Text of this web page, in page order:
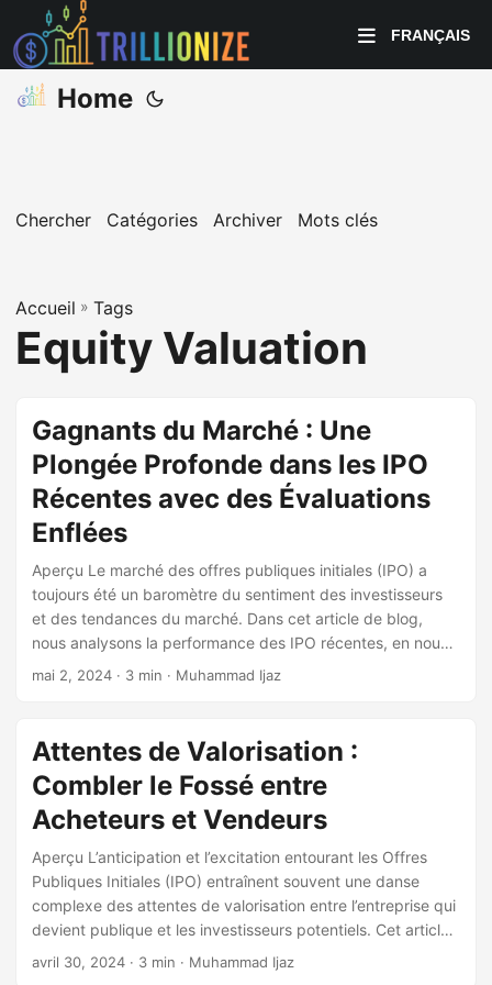
FRANÇAIS
Home
Chercher Catégories Archiver Mots clés
Accueil » Tags
Equity Valuation
Gagnants du Marché : Une
Plongée Profonde dans les IPO
Récentes avec des Évaluations
Enflées
Aperçu Le marché des offres publiques initiales (IPO) a
toujours été un baromètre du sentiment des investisseurs
et des tendances du marché. Dans cet article de blog,
nous analysons la performance des IPO récentes, en nous
concentrant sur celles qui ont non seulement atteint mais
Aperçu des Histoires de Succès Récentes Les IPO récentes
ont montré un mélange de résultats, mais plusieurs se sont
démarquées avec des prix d’actions ayant grimpé au-delà
de leurs prix d’offre initiaux.
mai 2, 2024 · 3 min · Muhammad Ijaz
Attentes de Valorisation :
Combler le Fossé entre
Acheteurs et Vendeurs
Aperçu L’anticipation et l’excitation entourant les Offres
Publiques Initiales (IPO) entraînent souvent une danse
complexe des attentes de valorisation entre l’entreprise qui
devient publique et les investisseurs potentiels. Cet article
de blog explore le paysage évolutif des attentes de
avril 30, 2024 · 3 min · Muhammad Ijaz